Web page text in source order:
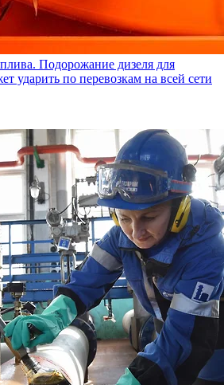
Подорожание дизеля для
ударить по перевозкам на всей сети